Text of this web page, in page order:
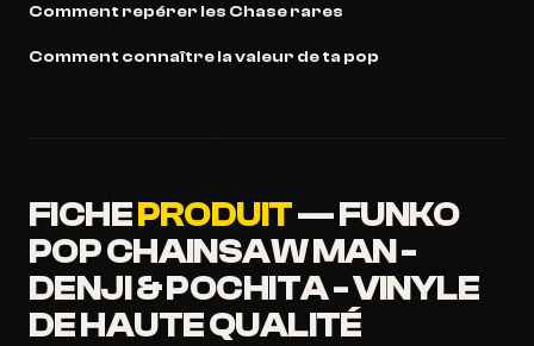
Comment repérer les Chase rares
Comment connaître la valeur de ta pop
FICHEPRODUIT— FUNKO
POP CHAINSAW MAN -
DENJI & POCHITA - VINYLE
DE HAUTE QUALITÉ